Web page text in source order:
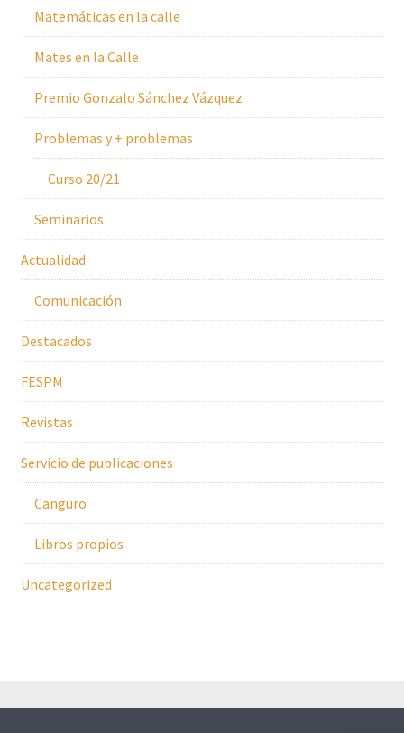
Matemáticas en la calle
Mates en la Calle
Premio Gonzalo Sánchez Vázquez
Problemas y + problemas
Curso 20/21
Seminarios
Actualidad
Comunicación
Destacados
FESPM
Revistas
Servicio de publicaciones
Canguro
Libros propios
Uncategorized